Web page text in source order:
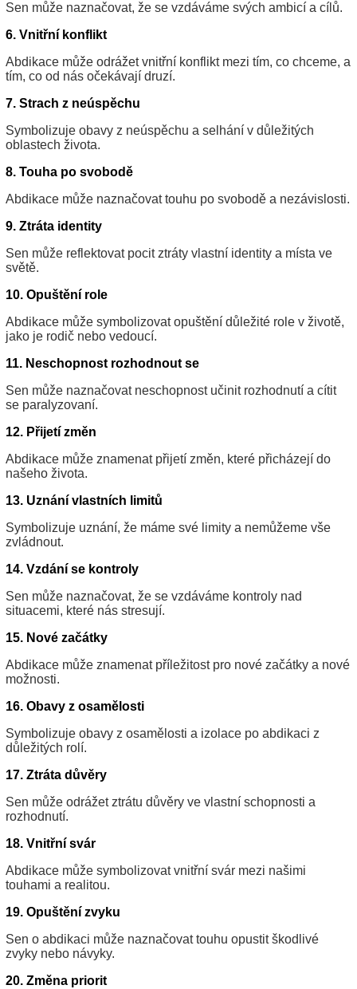
Sen může naznačovat, že se vzdáváme svých ambicí a cílů.
6. Vnitřní konflikt
Abdikace může odrážet vnitřní konflikt mezi tím, co chceme, a
tím, co od nás očekávají druzí.
7. Strach z neúspěchu
Symbolizuje obavy z neúspěchu a selhání v důležitých
oblastech života.
8. Touha po svobodě
Abdikace může naznačovat touhu po svobodě a nezávislosti.
9. Ztráta identity
Sen může reflektovat pocit ztráty vlastní identity a místa ve
světě.
10. Opuštění role
Abdikace může symbolizovat opuštění důležité role v životě,
jako je rodič nebo vedoucí.
11. Neschopnost rozhodnout se
Sen může naznačovat neschopnost učinit rozhodnutí a cítit
se paralyzovaní.
12. Přijetí změn
Abdikace může znamenat přijetí změn, které přicházejí do
našeho života.
13. Uznání vlastních limitů
Symbolizuje uznání, že máme své limity a nemůžeme vše
zvládnout.
14. Vzdání se kontroly
Sen může naznačovat, že se vzdáváme kontroly nad
situacemi, které nás stresují.
15. Nové začátky
Abdikace může znamenat příležitost pro nové začátky a nové
možnosti.
16. Obavy z osamělosti
Symbolizuje obavy z osamělosti a izolace po abdikaci z
důležitých rolí.
17. Ztráta důvěry
Sen může odrážet ztrátu důvěry ve vlastní schopnosti a
rozhodnutí.
18. Vnitřní svár
Abdikace může symbolizovat vnitřní svár mezi našimi
touhami a realitou.
19. Opuštění zvyku
Sen o abdikaci může naznačovat touhu opustit škodlivé
zvyky nebo návyky.
20. Změna priorit